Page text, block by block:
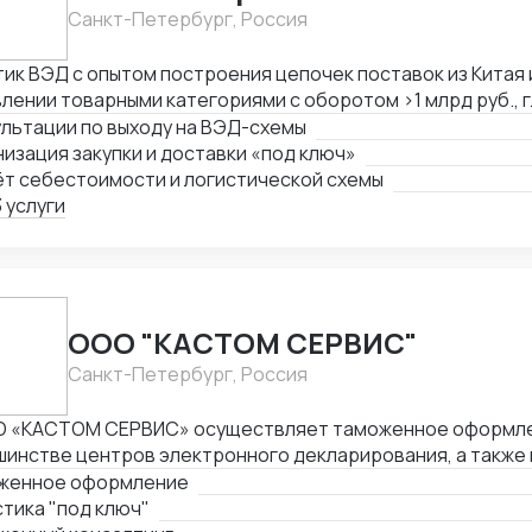
Санкт-Петербург, Россия
ВЭД с опытом построения цепочек поставок из Китая
товарными категориями с оборотом >1 млрд руб.,
коммерческой стороны закупок. Ключевые
полного цикла ВЭД «под ключ»: от поиска
клиента — Работа с китайскими поставщиками:
оплата — Таможенное оформление, подбор
цепочки — Самостоятельное ведение
полная автономность
по выходу на ВЭД-схемы
закупки и доставки «под ключ»
себестоимости и логистической схемы
ООО "КАСТОМ СЕРВИС"
Санкт-Петербург, Россия
СЕРВИС» осуществляет таможенное
центров электронного декларирования, а также
таможнях в разных регионах России. Это
клиентам комплексные услуги по
оформление
"под ключ"